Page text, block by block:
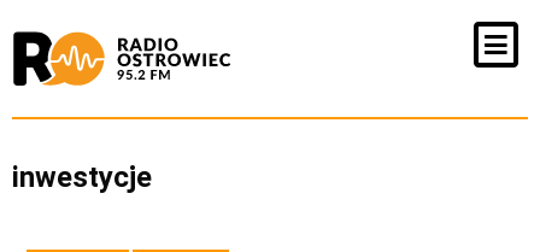
inwestycje